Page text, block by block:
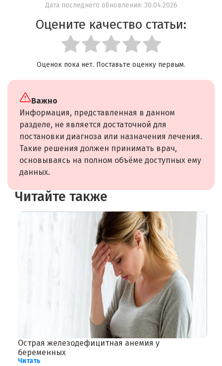
Дата последнего обновления: 30.04.2026
Оцените качество статьи:
Оценок пока нет. Поставьте оценку первым.
Важно
Информация, представленная в данном
разделе, не является достаточной для
постановки диагноза или назначения лечения.
Такие решения должен принимать врач,
основываясь на полном объёме доступных ему
данных.
Читайте также
Острая железодефицитная анемия у
беременных
Читать